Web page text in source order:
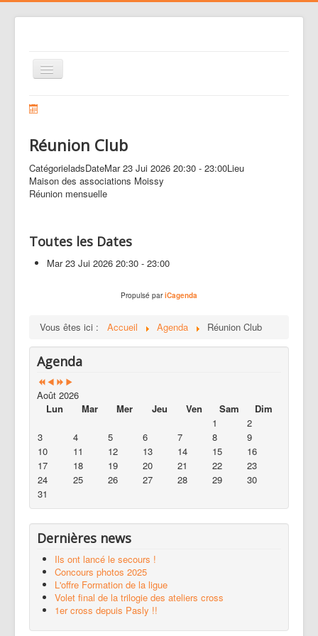
Basculer
la
Nos activités
Gestion des risques
Liens
Contacts
Réunion Club
CatégorieladsDateMar 23 Jui 2026 20:30 - 23:00Lieu
Maison des associations Moissy
Réunion mensuelle
Toutes les Dates
Mar 23 Jui 2026 20:30 - 23:00
Propulsé pariCagenda
Vous êtes ici : Accueil Agenda Réunion Club
Agenda
Août 2026
Lun
Mar Mer Jeu Ven Sam
Dim
1
2
3
4 5 6 7 8
9
10
11 12 13 14 15
16
17
18 19 20 21 22
23
24
25 26 27 28 29
30
31
Dernières news
Ils ont lancé le secours !
Concours photos 2025
L'offre Formation de la ligue
Volet final de la trilogie des ateliers cross
1er cross depuis Pasly !!